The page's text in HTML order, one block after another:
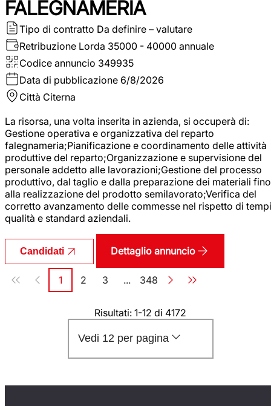
FALEGNAMERIA
Tipo di contratto Da definire – valutare
Retribuzione Lorda 35000 - 40000 annuale
Codice annuncio 349935
Data di pubblicazione 6/8/2026
Città Citerna
La risorsa, una volta inserita in azienda, si occuperà di:
Gestione operativa e organizzativa del reparto
falegnameria;Pianificazione e coordinamento delle attività
produttive del reparto;Organizzazione e supervisione del
personale addetto alle lavorazioni;Gestione del processo
produttivo, dal taglio e dalla preparazione dei materiali fino
alla realizzazione del prodotto semilavorato;Verifica del
corretto avanzamento delle commesse nel rispetto di
qualità e standard aziendali.
Candidati Dettaglio annuncio
Paginazione
Pagina
1 Pagina
2 Pagina
3 ... Pagina
348
Risultati: 1-12 di 4172
Vedi 12 per pagina